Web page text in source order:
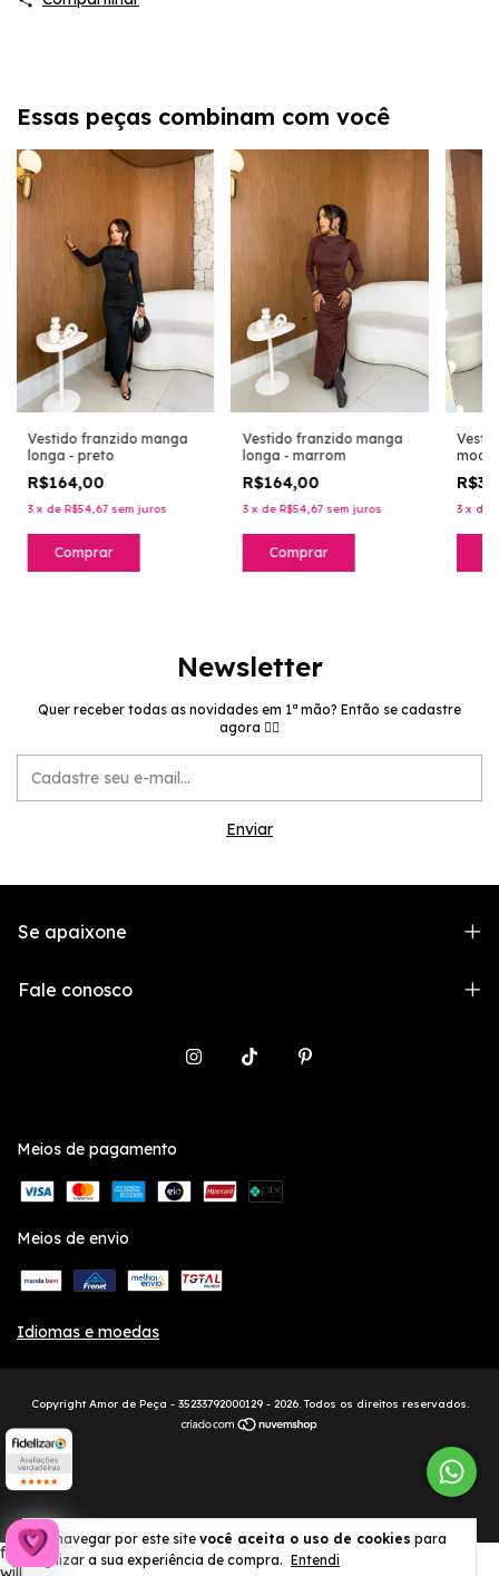
Ao navegar por este site você aceita o uso de cookies para
agilizar a sua experiência de compra. Entendi
Essas peças combinam com você
Vestido franzido manga
longa - preto
R$164,00
3 x de R$54,67 sem juros
Comprar
Vestido franzido manga
longa - marrom
R$164,00
3 x de R$54,67 sem juros
Comprar
3 x de
Newsletter
Quer receber todas as novidades em 1ª mão? Então se cadastre
agora 👉🏻
Se apaixone
Fale conosco
Meios de pagamento
Meios de envio
Idiomas e moedas
Copyright Amor de Peça - 35233792000129 - 2026. Todos os direitos reservados.
fbq('init', '461715664467776', { em: 'email@email.com', // Values